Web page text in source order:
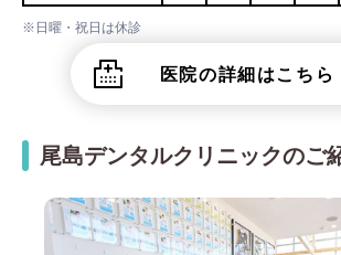
※日曜・祝日は休診
医院の詳細はこちら
尾島デンタルクリニックのご